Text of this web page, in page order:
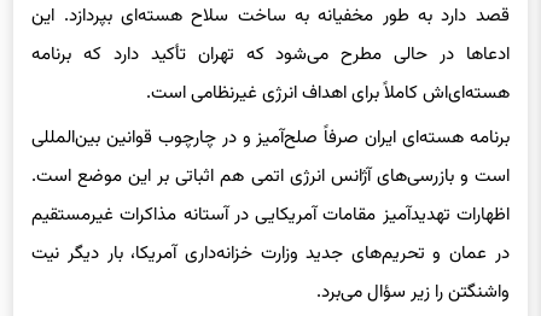
ادعاها در حالی مطرح می‌شود که تهران تأکید دارد که برنامه
هسته‌ای‌اش کاملاً برای اهداف انرژی غیرنظامی است.
برنامه هسته‌ای ایران صرفاً صلح‌آمیز و در چارچوب قوانین بین‌المللی
است و بازرسی‌های آژانس انرژی اتمی هم اثباتی بر این موضع است.
اظهارات تهدیدآمیز مقامات آمریکایی در آستانه مذاکرات غیرمستقیم
در عمان و تحریم‌های جدید وزارت خزانه‌داری آمریکا، بار دیگر ‌نیت
واشنگتن را زیر سؤال می‌برد.
وزیر امور خارجه ایران روز سه‌شنبه و در سفر به الجزایر، با اشاره به